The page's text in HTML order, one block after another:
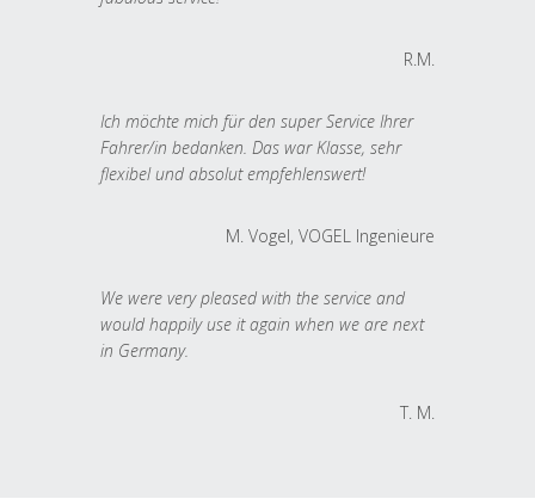
R.M.
Ich möchte mich für den super Service Ihrer
Fahrer/in bedanken. Das war Klasse, sehr
flexibel und absolut empfehlenswert!
M. Vogel, VOGEL Ingenieure
We were very pleased with the service and
would happily use it again when we are next
in Germany.
T. M.